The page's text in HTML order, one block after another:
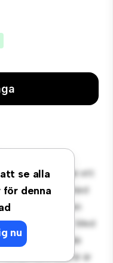
se alla
denna
nu
på
rum erbjuder ett
rum är inrett med
och erbjuder en
Med
till närliggande
till 5 500 kr är